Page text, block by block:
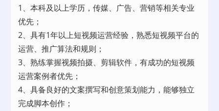
1、本科及以上学历，传媒、广告、营销等相关专业
优先；
2、具有1年以上短视频运营经验，熟悉短视频平台的
运营、推广算法和规则；
3、熟练掌握视频拍摄、剪辑软件，有成功的短视频
运营案例者优先；
4、具备良好的文案撰写和创意策划能力，能够独立
完成脚本创作；